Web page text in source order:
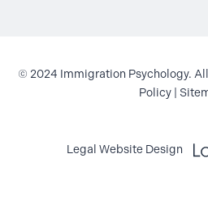
© 2024 Immigration Psychology. All
Policy
Legal Website Design